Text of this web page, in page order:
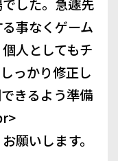
した。急遽先
事なくゲーム
人としてもチ
っかり修正し
きるよう準備
願いします。